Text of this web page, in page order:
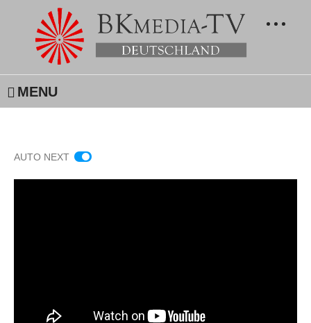
MENU
AUTO NEXT